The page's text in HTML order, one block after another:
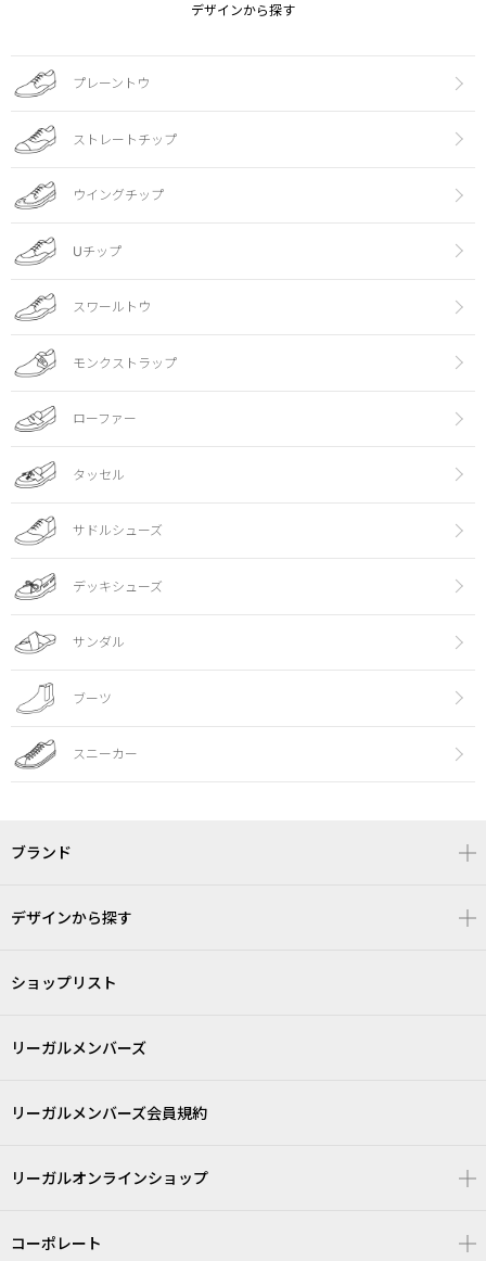
デザインから探す
プレーントウ
ストレートチップ
ウイングチップ
Uチップ
スワールトウ
モンクストラップ
ローファー
タッセル
サドルシューズ
デッキシューズ
サンダル
ブーツ
スニーカー
ブランド
デザインから探す
ショップリスト
リーガルメンバーズ
リーガルメンバーズ会員規約
リーガルオンラインショップ
コーポレート